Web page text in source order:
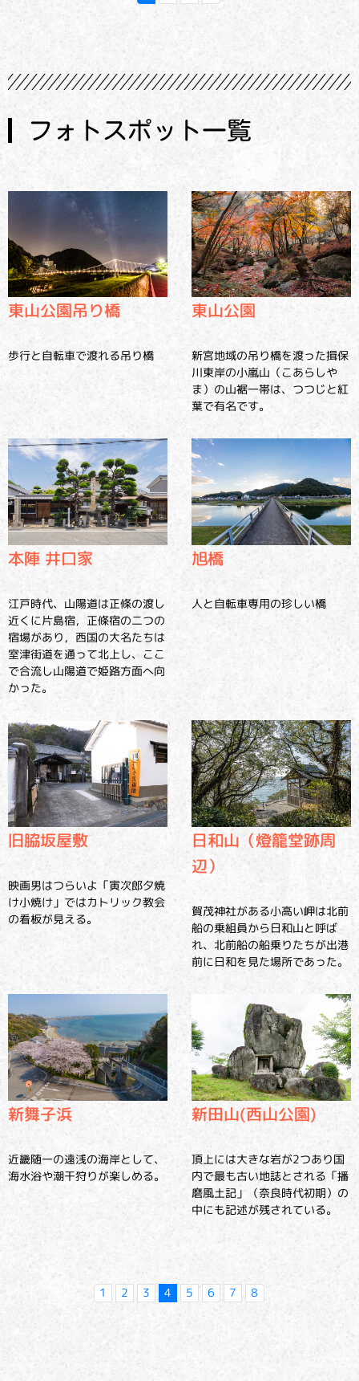
フォトスポット一覧
東山公園吊り橋
歩行と自転車で渡れる吊り橋
東山公園
新宮地域の吊り橋を渡った揖保
川東岸の小嵐山（こあらしや
ま）の山裾一帯は、つつじと紅
葉で有名です。
本陣 井口家
江戸時代、山陽道は正條の渡し
近くに片島宿，正條宿の二つの
宿場があり，西国の大名たちは
室津街道を通って北上し、ここ
で合流し山陽道で姫路方面へ向
かった。
旭橋
人と自転車専用の珍しい橋
旧脇坂屋敷
映画男はつらいよ「寅次郎夕焼
け小焼け」ではカトリック教会
の看板が見える。
日和山（燈籠堂跡周
辺）
賀茂神社がある小高い岬は北前
船の乗組員から日和山と呼ば
れ、北前船の船乗りたちが出港
前に日和を見た場所であった。
新舞子浜
近畿随一の遠浅の海岸として、
海水浴や潮干狩りが楽しめる。
新田山(西山公園)
頂上には大きな岩が2つあり国
内で最も古い地誌とされる「播
磨風土記」（奈良時代初期）の
中にも記述が残されている。
1 2 3 4 5 6 7 8